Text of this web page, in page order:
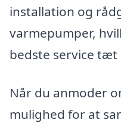
installation og
varmepumper,
bedste service tæt
Når du anmoder
mulighed for at